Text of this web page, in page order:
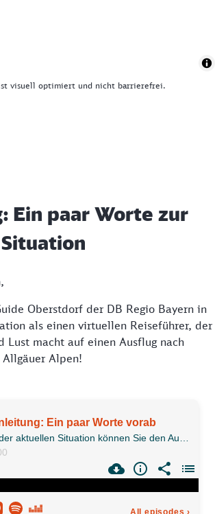
visuell optimiert und nicht barrierefrei.
Ein paar Worte zur
Oberstdorf der DB Regio Bayern in
als einen virtuellen Reiseführer, der
Lust macht auf einen Ausflug nach
Alpen!